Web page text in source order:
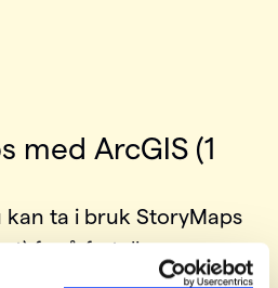
med ArcGIS (1
ta i bruk StoryMaps
for å fortelle og
informasjon til andre.